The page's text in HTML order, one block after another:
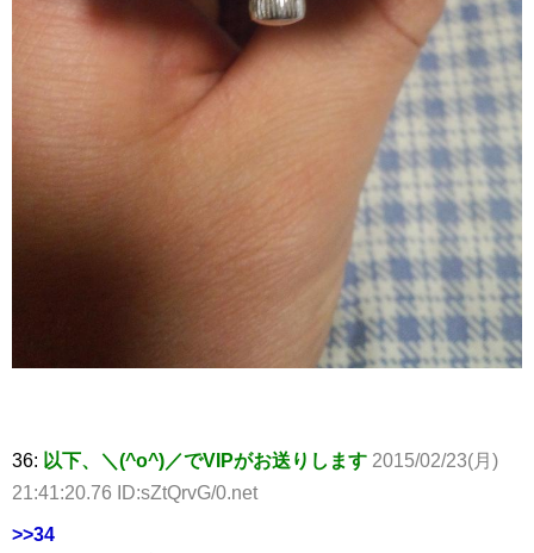
36: 以下、＼(^o^)／でVIPがお送りします 2015/02/23(月)
21:41:20.76 ID:sZtQrvG/0.net
>>34